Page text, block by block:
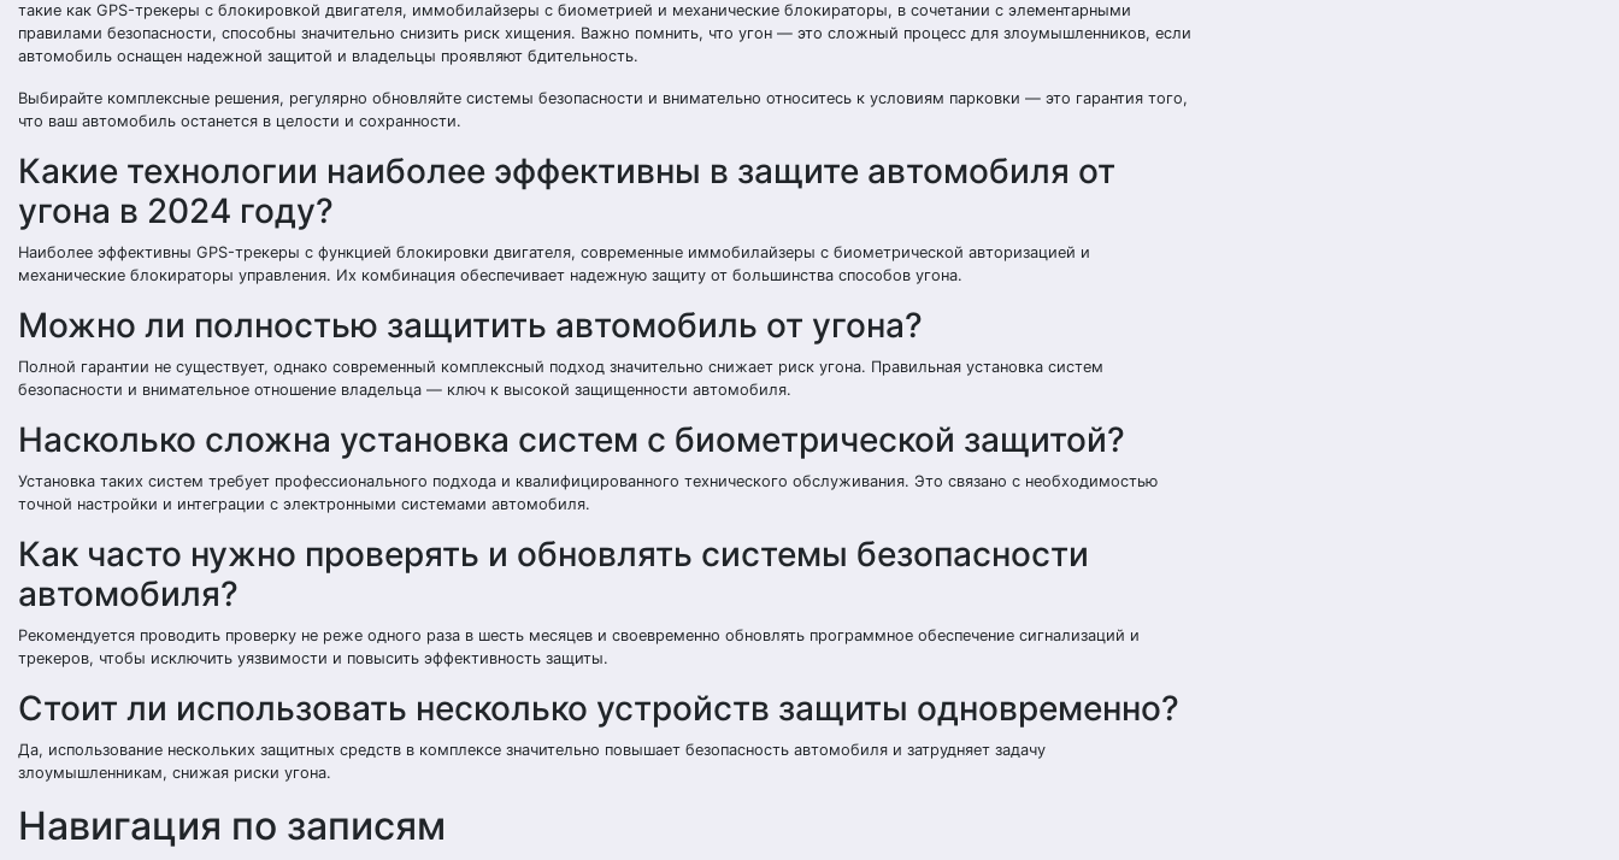
такие как GPS-трекеры с блокировкой двигателя, иммобилайзеры с биометрией и механические блокираторы, в сочетании с элементарными
правилами безопасности, способны значительно снизить риск хищения. Важно помнить, что угон — это сложный процесс для злоумышленников, если
автомобиль оснащен надежной защитой и владельцы проявляют бдительность.
Выбирайте комплексные решения, регулярно обновляйте системы безопасности и внимательно относитесь к условиям парковки — это гарантия того,
что ваш автомобиль останется в целости и сохранности.
Какие технологии наиболее эффективны в защите автомобиля от
угона в 2024 году?
Наиболее эффективны GPS-трекеры с функцией блокировки двигателя, современные иммобилайзеры с биометрической авторизацией и
механические блокираторы управления. Их комбинация обеспечивает надежную защиту от большинства способов угона.
Можно ли полностью защитить автомобиль от угона?
Полной гарантии не существует, однако современный комплексный подход значительно снижает риск угона. Правильная установка систем
безопасности и внимательное отношение владельца — ключ к высокой защищенности автомобиля.
Насколько сложна установка систем с биометрической защитой?
Установка таких систем требует профессионального подхода и квалифицированного технического обслуживания. Это связано с необходимостью
точной настройки и интеграции с электронными системами автомобиля.
Как часто нужно проверять и обновлять системы безопасности
автомобиля?
Рекомендуется проводить проверку не реже одного раза в шесть месяцев и своевременно обновлять программное обеспечение сигнализаций и
трекеров, чтобы исключить уязвимости и повысить эффективность защиты.
Стоит ли использовать несколько устройств защиты одновременно?
Да, использование нескольких защитных средств в комплексе значительно повышает безопасность автомобиля и затрудняет задачу
злоумышленникам, снижая риски угона.
Навигация по записям